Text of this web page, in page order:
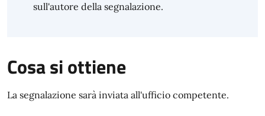
sull'autore della segnalazione.
Cosa si ottiene
La segnalazione sarà inviata all'ufficio competente.